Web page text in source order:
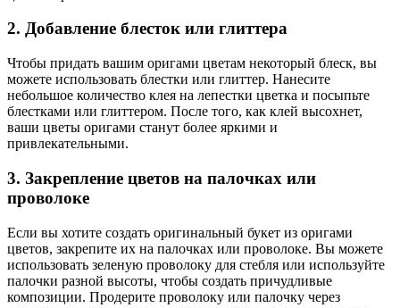
2. Добавление блесток или глиттера
Чтобы придать вашим оригами цветам некоторый блеск, вы
можете использовать блестки или глиттер. Нанесите
небольшое количество клея на лепестки цветка и посыпьте
блестками или глиттером. После того, как клей высохнет,
ваши цветы оригами станут более яркими и
привлекательными.
3. Закрепление цветов на палочках или
проволоке
Если вы хотите создать оригинальный букет из оригами
цветов, закрепите их на палочках или проволоке. Вы можете
использовать зеленую проволоку для стебля или используйте
палочки разной высоты, чтобы создать причудливые
композиции. Продерите проволоку или палочку через